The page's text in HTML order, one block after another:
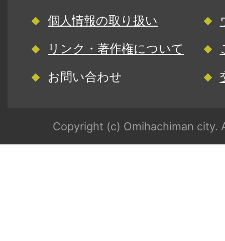
個人情報の取り扱い
リンク・著作権について
お問い合わせ
Copyright (c) Omihachiman city.